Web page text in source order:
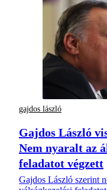
gajdos lászló
Gajdos László
Nem nyaralt az
feladatot végzett
Gajdos László szerint